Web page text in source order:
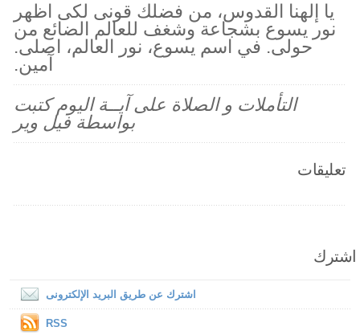
يا إلهنا القدوس، من فضلك قونى لكى اظهر
نور يسوع بشجاعة وشغف للعالم الضائع من
حولى. في اسم يسوع، نور العالم، اصلى.
آمين.
التأملات و الصلاة على آيــة اليوم كتبت
بواسطة فيل وير
تعليقات
اشترك
اشترك عن طريق البريد الإلكترونى
RSS